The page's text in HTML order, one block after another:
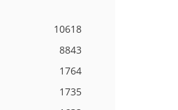
10618
8843
1764
1735